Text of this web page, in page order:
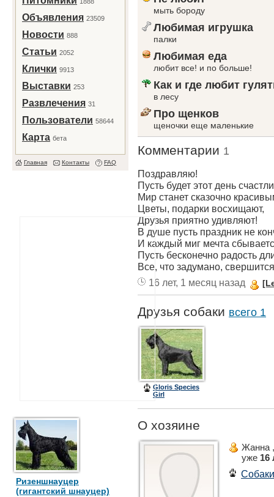
Объявления 23509
Новости 888
Статьи 2052
Клички 9913
Выставки 253
Развлечения 31
Пользователи 58644
Карта бета
Главная Контакты FAQ
Ризеншнауцер
(гигантский шнауцер)
мыть бороду
Любимая игрушка
палки
Любимая еда
любит все! и по больше!
Как и где любит
в лесу
Про щенков
щеночки еще маленькие
Комментарии 1
Поздравляю!
Пусть будет этот день
Мир станет сказочно
Цветы, подарки восхищают,
Друзья приятно удивляют!
В душе пусть праздник не
И каждый миг мечта
Пусть бесконечно радость
Все, что задумано,
16 лет, 1 месяц назад
Друзья собаки всего 1
Gloris Species
Girl
О хозяине
Жанна
уже 16
Собаки